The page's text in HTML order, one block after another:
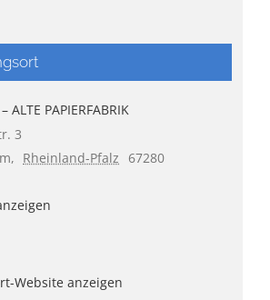
ALTE PAPIERFABRIK
3
, Rheinland-Pfalz
67280
Website anzeigen